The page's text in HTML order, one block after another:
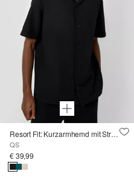
Resort Fit: Kurzarmhemd mit Struktur
QS
€ 39,99